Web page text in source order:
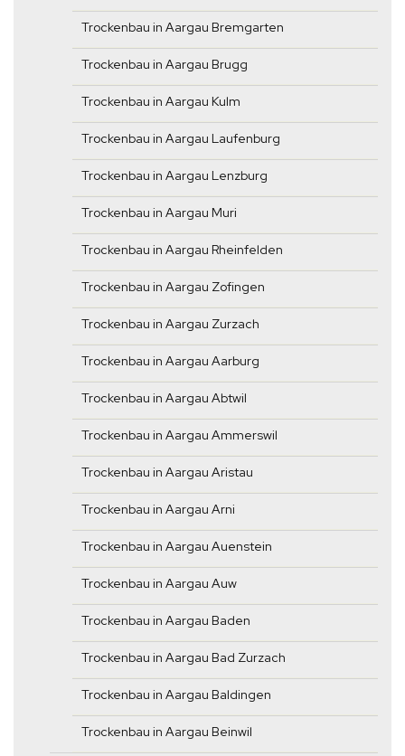
Trockenbau in Aargau Bremgarten
Trockenbau in Aargau Brugg
Trockenbau in Aargau Kulm
Trockenbau in Aargau Laufenburg
Trockenbau in Aargau Lenzburg
Trockenbau in Aargau Muri
Trockenbau in Aargau Rheinfelden
Trockenbau in Aargau Zofingen
Trockenbau in Aargau Zurzach
Trockenbau in Aargau Aarburg
Trockenbau in Aargau Abtwil
Trockenbau in Aargau Ammerswil
Trockenbau in Aargau Aristau
Trockenbau in Aargau Arni
Trockenbau in Aargau Auenstein
Trockenbau in Aargau Auw
Trockenbau in Aargau Baden
Trockenbau in Aargau Bad Zurzach
Trockenbau in Aargau Baldingen
Trockenbau in Aargau Beinwil